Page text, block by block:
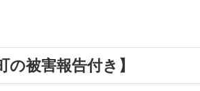
被害報告付き】